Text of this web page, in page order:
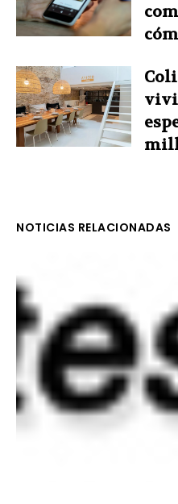
NOTICIAS RELACIONADAS